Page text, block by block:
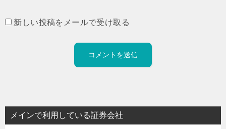
新しい投稿をメールで受け取る
メインで利用している証券会社